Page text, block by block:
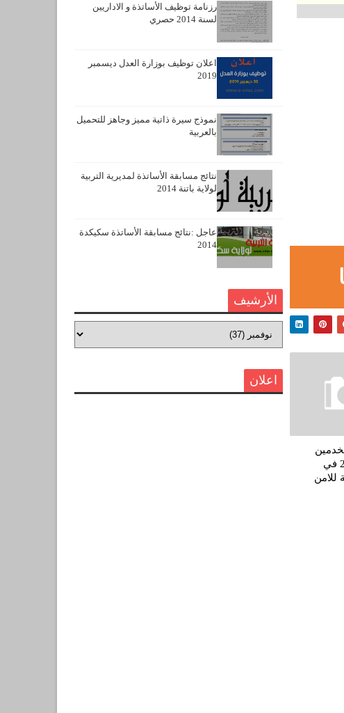
الشبهيين 2016 في
للامن
رزنامة توظيف الأساتذة و الاداريين
لسنة 2014 حصري
اعلان توظيف بوزارة العدل ديسمبر
2019
نموذج سيرة ذاتية مميز وجاهز للتحميل
بالعربية
نتائج مسابقة الأساتذة لمديرية التربية
لولاية باتنة 2014
عاجل :نتائج مسابقة الأساتذة سكيكدة
2014
الأرشيف
اعلان